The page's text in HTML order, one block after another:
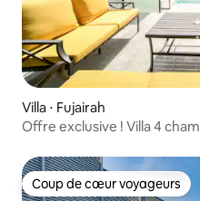
Villa ⋅ Fujairah
Offre exclusive ! Villa 4
Coup de cœur voyageurs
Coup de cœur voyageurs